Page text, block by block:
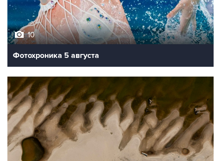
10
Фотохроника 5 августа